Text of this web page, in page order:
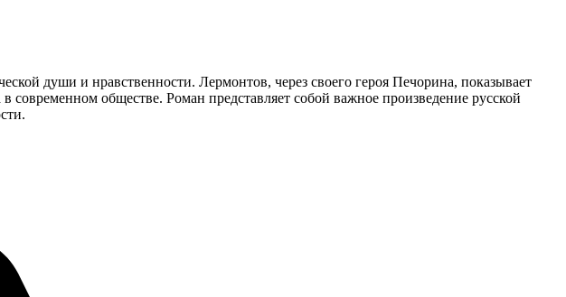
души и нравственности. Лермонтов, через своего героя Печорина, показывает
обществе. Роман представляет собой важное произведение русской